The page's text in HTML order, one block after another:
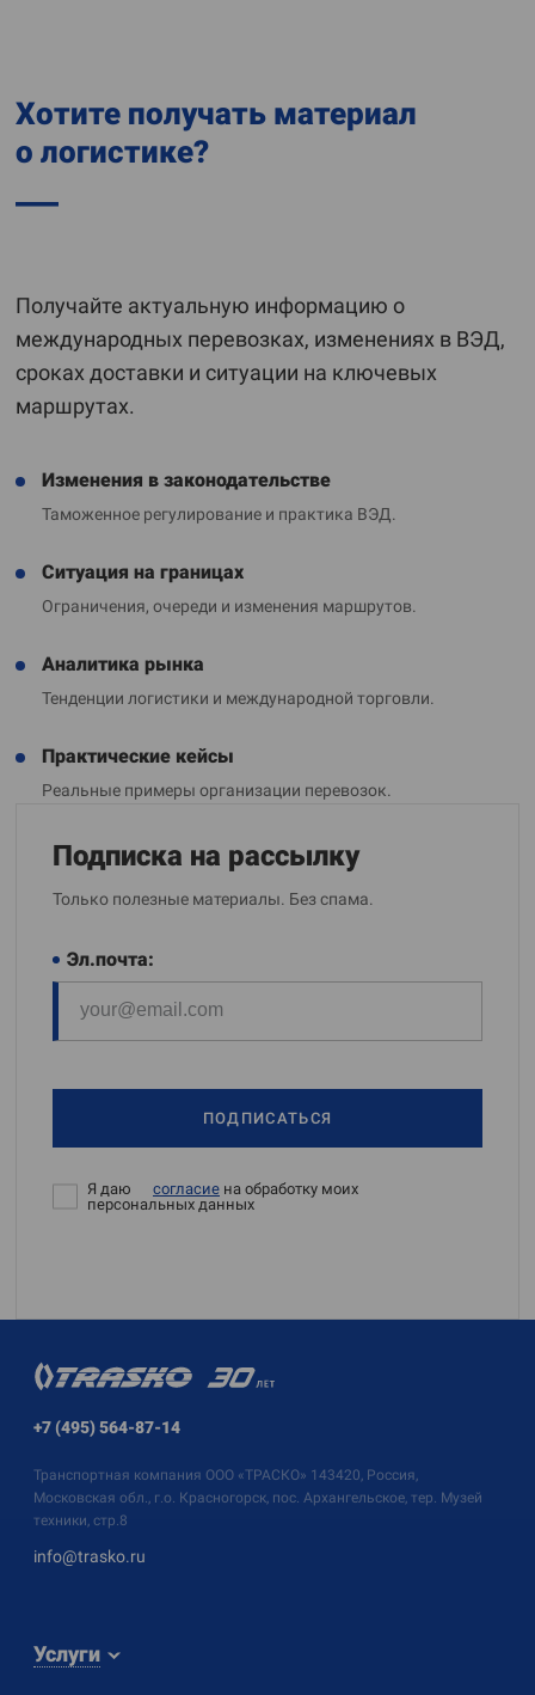
Хотите получать материал
о логистике?
Получайте актуальную информацию о
международных перевозках, изменениях в ВЭД,
сроках доставки и ситуации на ключевых
маршрутах.
Изменения в законодательстве
Таможенное регулирование и практика ВЭД.
Ситуация на границах
Ограничения, очереди и изменения маршрутов.
Аналитика рынка
Тенденции логистики и международной торговли.
Практические кейсы
Реальные примеры организации перевозок.
Подписка на рассылку
Только полезные материалы. Без спама.
Эл.почта:
ПОДПИСАТЬСЯ
Я даю согласие на обработку моих
персональных данных
+7 (495) 564-87-14
Транспортная компания ООО «ТРАСКО» 143420, Россия,
Московская обл., г.о. Красногорск, пос. Архангельское, тер. Музей
техники, стр.8
info@trasko.ru
Услуги